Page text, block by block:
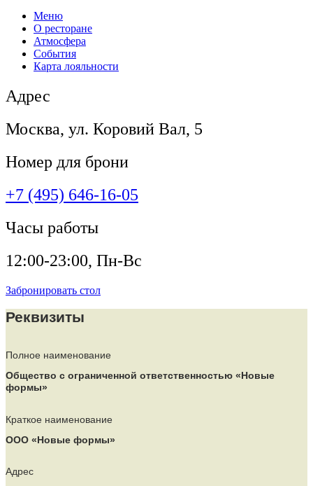
Меню
О ресторане
Атмосфера
События
Карта лояльности
Адрес
Москва, ул. Коровий Вал, 5
Номер для брони
+7 (495) 646-16-05
Часы работы
12:00-23:00, Пн-Вс
Забронировать стол
Реквизиты
Полное наименование
Общество с ограниченной ответственностью «Новые
формы»
Краткое наименование
ООО «Новые формы»
Адрес